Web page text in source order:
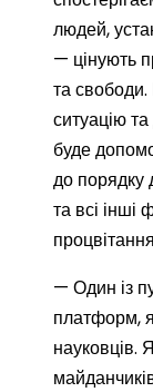
людей,
— цінують
та свободи.
ситуацію
буде
до порядку
та всі інші
— Один із
платформ,
науковців.